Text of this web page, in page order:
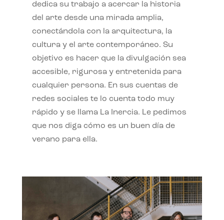
dedica su trabajo a acercar la historia
del arte desde una mirada amplia,
conectándola con la arquitectura, la
cultura y el arte contemporáneo. Su
objetivo es hacer que la divulgación sea
accesible, rigurosa y entretenida para
cualquier persona. En sus cuentas de
redes sociales te lo cuenta todo muy
rápido y se llama La Inercia. Le pedimos
que nos diga cómo es un buen día de
verano para ella.